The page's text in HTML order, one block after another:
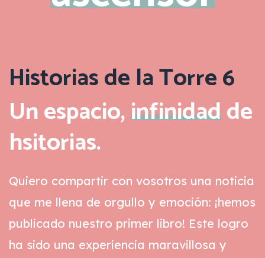
Historias de la Torre 6
Un espacio,infinidadde
hsitorias.
Quiero compartir con vosotros una noticia
que me llena de orgullo y emoción: ¡hemos
publicado nuestro primer libro! Este logro
ha sido una experiencia maravillosa y